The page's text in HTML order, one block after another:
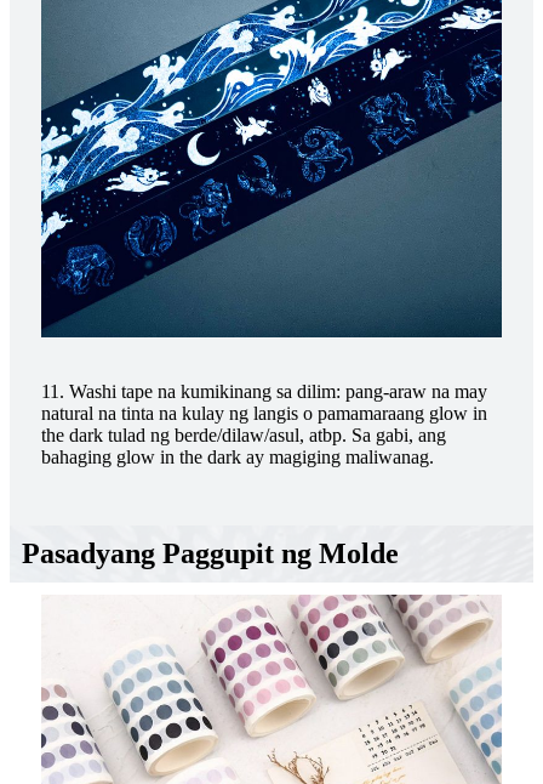
11. Washi tape na kumikinang sa dilim: pang-araw na may
natural na tinta na kulay ng langis o pamamaraang glow in
the dark tulad ng berde/dilaw/asul, atbp. Sa gabi, ang
bahaging glow in the dark ay magiging maliwanag.
Pasadyang Paggupit ng Molde